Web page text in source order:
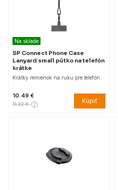
Na sklade
SP Connect Phone Case
Lanyard small pútko na telefón
krátke
Krátky remienok na ruku pre telefón.
10.49 €
11.32 € Kúpiť